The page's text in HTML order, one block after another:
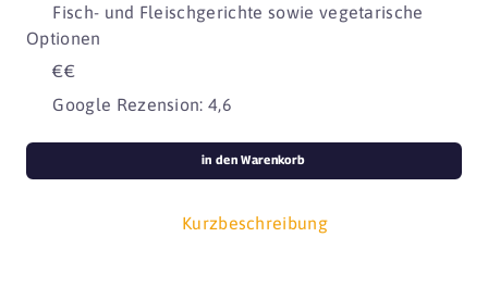
Fisch- und Fleischgerichte sowie vegetarische
Optionen
€€
Google Rezension: 4,6
Kurzbeschreibung
in den Warenkorb